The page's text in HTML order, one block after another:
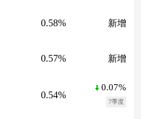
0.58% 新增
0.57% 新增
0.54%
0.07%
7季度